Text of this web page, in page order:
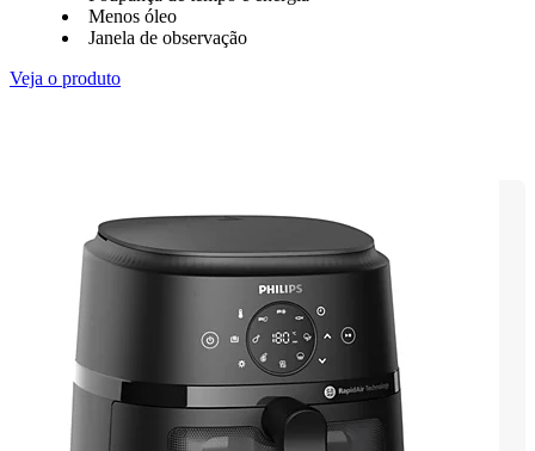
Menos óleo
Janela de observação
Veja o produto